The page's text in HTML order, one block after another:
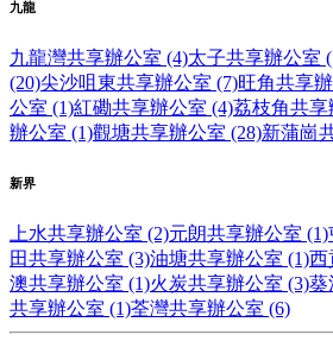
九龍
九龍灣共享辦公室 (4)太子共享辦公室
(20)尖沙咀東共享辦公室 (7)旺角共享
公室 (1)紅磡共享辦公室 (4)荔枝角共享
辦公室 (1)觀塘共享辦公室 (28)新蒲崗
新界
上水共享辦公室 (2)元朗共享辦公室 (1)
田共享辦公室 (3)油塘共享辦公室 (1)西
澳共享辦公室 (1)火炭共享辦公室 (3)葵
共享辦公室 (1)荃灣共享辦公室 (6)